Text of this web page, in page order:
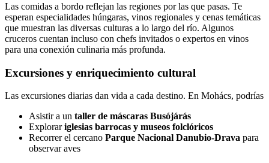
Las comidas a bordo reflejan las regiones por las que pasas. Te
esperan especialidades húngaras, vinos regionales y cenas temáticas
que muestran las diversas culturas a lo largo del río. Algunos
cruceros cuentan incluso con chefs invitados o expertos en vinos
para una conexión culinaria más profunda.
Excursiones y enriquecimiento cultural
Las excursiones diarias dan vida a cada destino. En Mohács, podrías
Asistir a un taller de máscaras Busójárás
Explorariglesias barrocas y museos folclóricos
Recorrer el cercano Parque Nacional Danubio-Drava para
observar aves